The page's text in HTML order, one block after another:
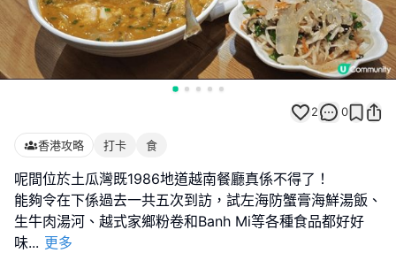
2 0
香港攻略 打卡 食
呢間位於土瓜灣既1986地道越南餐廳真係不得了！
能夠令在下係過去一共五次到訪，試左海防蟹膏海鮮湯飯、
生牛肉湯河、越式家鄉粉卷和Banh Mi等各種食品都好好
味... 更多